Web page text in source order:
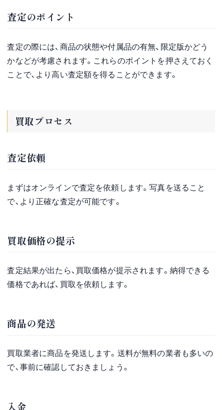
査定のポイント
査定の際には、商品の状態や付属品の有無、限定版かどう
かなどが考慮されます。これらのポイントを押さえておく
ことで、より高い査定額を得ることができます。
買取プロセス
査定依頼
まずはオンラインで査定を依頼します。写真を送ること
で、より正確な査定が可能です。
買取価格の提示
査定結果が出たら、買取価格が提示されます。納得できる
価格であれば、買取を依頼します。
商品の発送
買取業者に商品を発送します。送料が無料の業者も多いの
で、事前に確認しておきましょう。
入金